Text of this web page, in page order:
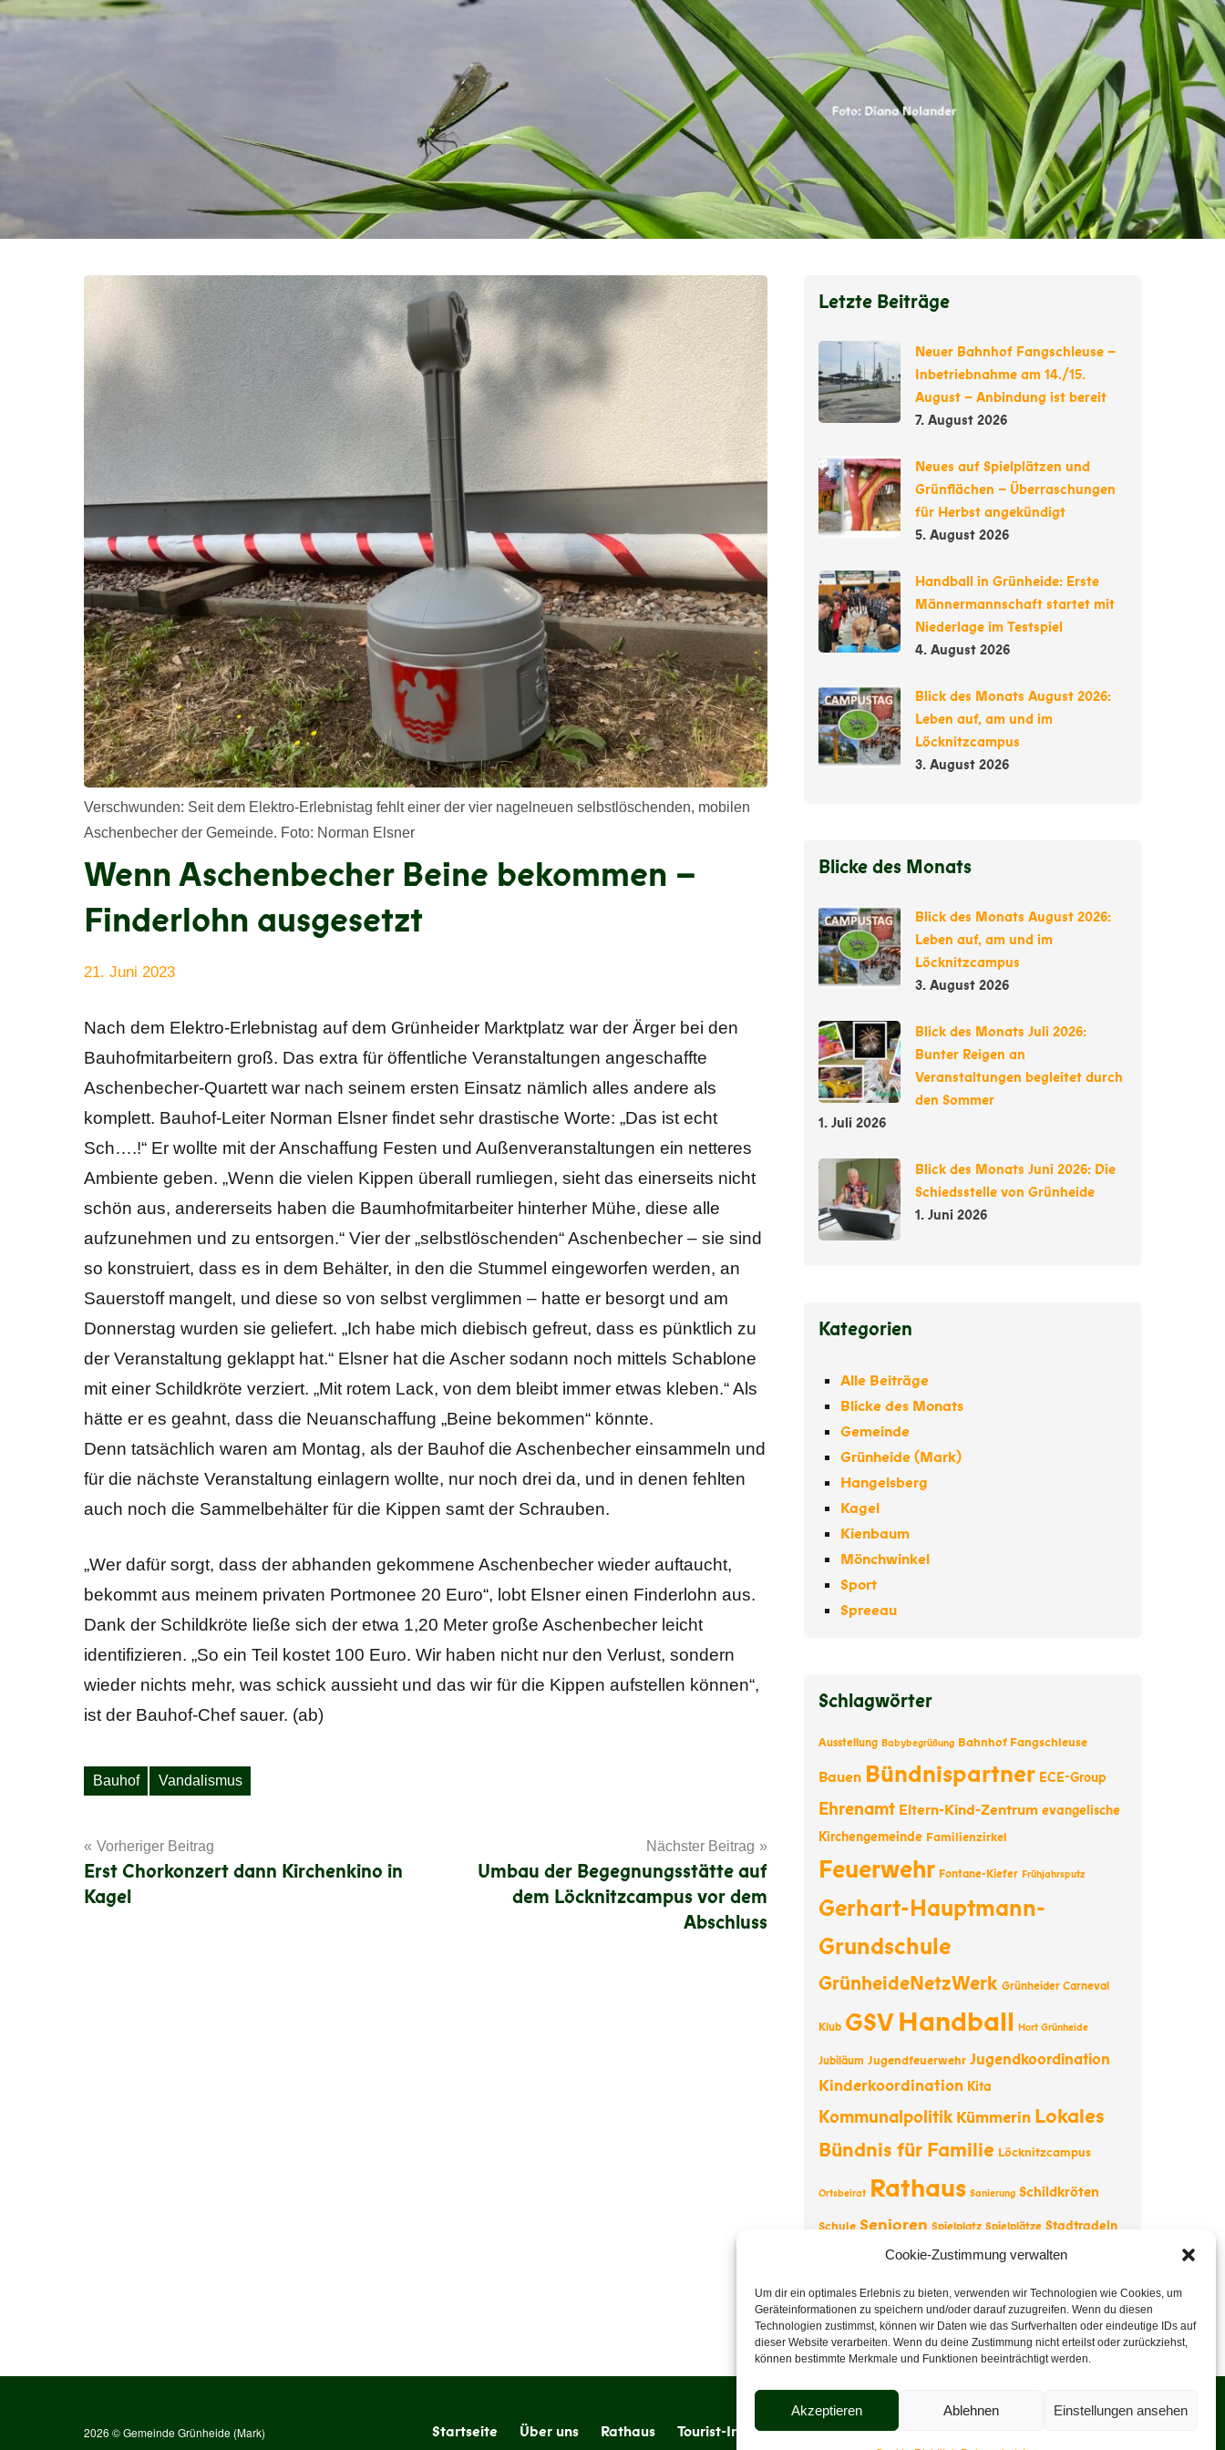
Cookie-Zustimmung verwalten
Um dir ein optimales Erlebnis zu bieten, verwenden wir Technologien wie Cookies, um
Geräteinformationen zu speichern und/oder darauf zuzugreifen. Wenn du diesen
Technologien zustimmst, können wir Daten wie das Surfverhalten oder eindeutige IDs auf
dieser Website verarbeiten. Wenn du deine Zustimmung nicht erteilst oder zurückziehst,
können bestimmte Merkmale und Funktionen beeinträchtigt werden.
Akzeptieren Ablehnen Einstellungen ansehen
Verschwunden: Seit dem Elektro-Erlebnistag fehlt einer der vier nagelneuen selbstlöschenden, mobilen
Aschenbecher der Gemeinde. Foto: Norman Elsner
Wenn Aschenbecher Beine bekommen –
Finderlohn ausgesetzt
21. Juni 2023
Nach dem Elektro-Erlebnistag auf dem Grünheider Marktplatz war der Ärger bei den
Bauhofmitarbeitern groß. Das extra für öffentliche Veranstaltungen angeschaffte
Aschenbecher-Quartett war nach seinem ersten Einsatz nämlich alles andere als
komplett. Bauhof-Leiter Norman Elsner findet sehr drastische Worte: „Das ist echt
Sch….!“ Er wollte mit der Anschaffung Festen und Außenveranstaltungen ein netteres
Ambiente geben. „Wenn die vielen Kippen überall rumliegen, sieht das einerseits nicht
schön aus, andererseits haben die Baumhofmitarbeiter hinterher Mühe, diese alle
aufzunehmen und zu entsorgen.“ Vier der „selbstlöschenden“ Aschenbecher – sie sind
so konstruiert, dass es in dem Behälter, in den die Stummel eingeworfen werden, an
Sauerstoff mangelt, und diese so von selbst verglimmen – hatte er besorgt und am
Donnerstag wurden sie geliefert. „Ich habe mich diebisch gefreut, dass es pünktlich zu
der Veranstaltung geklappt hat.“ Elsner hat die Ascher sodann noch mittels Schablone
mit einer Schildkröte verziert. „Mit rotem Lack, von dem bleibt immer etwas kleben.“ Als
hätte er es geahnt, dass die Neuanschaffung „Beine bekommen“ könnte.
Denn tatsächlich waren am Montag, als der Bauhof die Aschenbecher einsammeln und
für die nächste Veranstaltung einlagern wollte, nur noch drei da, und in denen fehlten
auch noch die Sammelbehälter für die Kippen samt der Schrauben.
„Wer dafür sorgt, dass der abhanden gekommene Aschenbecher wieder auftaucht,
bekommt aus meinem privaten Portmonee 20 Euro“, lobt Elsner einen Finderlohn aus.
Dank der Schildkröte ließe sich der etwa 1,20 Meter große Aschenbecher leicht
identifizieren. „So ein Teil kostet 100 Euro. Wir haben nicht nur den Verlust, sondern
wieder nichts mehr, was schick aussieht und das wir für die Kippen aufstellen können“,
ist der Bauhof-Chef sauer. (ab)
Schlagwörter
Bauhof Vandalismus
Beitragsnavigation
Vorheriger Beitrag
Erst Chorkonzert dann Kirchenkino in
Kagel
Nächster Beitrag
Umbau der Begegnungsstätte auf
dem Löcknitzcampus vor dem
Abschluss
Letzte Beiträge
Neuer Bahnhof Fangschleuse –
Inbetriebnahme am 14./15.
August – Anbindung ist bereit
7. August 2026
Neues auf Spielplätzen und
Grünflächen – Überraschungen
für Herbst angekündigt
5. August 2026
Handball in Grünheide: Erste
Männermannschaft startet mit
Niederlage im Testspiel
4. August 2026
Blick des Monats August 2026:
Leben auf, am und im
Löcknitzcampus
3. August 2026
Blicke des Monats
Blick des Monats August 2026:
Leben auf, am und im
Löcknitzcampus
3. August 2026
Blick des Monats Juli 2026:
Bunter Reigen an
Veranstaltungen begleitet durch
den Sommer
1. Juli 2026
Blick des Monats Juni 2026: Die
Schiedsstelle von Grünheide
1. Juni 2026
Kategorien
Alle Beiträge
Blicke des Monats
Gemeinde
Grünheide (Mark)
Hangelsberg
Kagel
Kienbaum
Mönchwinkel
Sport
Spreeau
Schlagwörter
Ausstellung Babybegrüßung Bahnhof Fangschleuse
Bauen Bündnispartner ECE-Group
Ehrenamt Eltern-Kind-Zentrum evangelische
Kirchengemeinde Familienzirkel
Feuerwehr Fontane-Kiefer Frühjahrsputz
Gerhart-Hauptmann-
Grundschule
GrünheideNetzWerk Grünheider Carneval
Klub GSVHandball Hort Grünheide
Jubiläum Jugendfeuerwehr Jugendkoordination
Kinderkoordination Kita
Kommunalpolitik Kümmerin Lokales
Bündnis für Familie Löcknitzcampus
Ortsbeirat Rathaus Sanierung Schildkröten
Schule Senioren Spielplatz Spielplätze Stadtradeln
Straßenbau TeslaTourismus Tourist-
Information Vereine Vernissage Wappentier
Weihnachten
Startseite Über uns Rathaus Tourist-Information Veranstaltungen
2026 © Gemeinde Grünheide (Mark)